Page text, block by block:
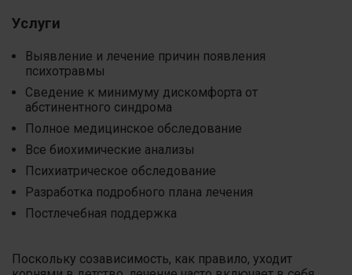
Услуги
Выявление и лечение причин появления
психотравмы
Сведение к минимуму дискомфорта от
абстинентного синдрома
Полное медицинское обследование
Все биохимические анализы
Психиатрическое обследование
Разработка подробного плана лечения
Постлечебная поддержка
Поскольку созависимость, как правило, уходит